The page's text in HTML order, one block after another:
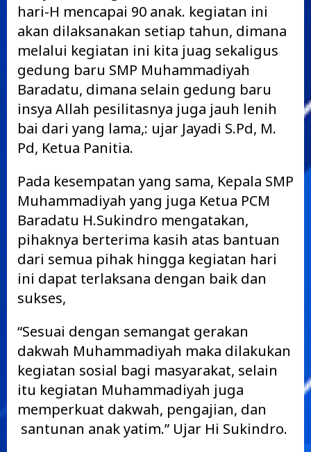
hari-H mencapai 90 anak. kegiatan ini
akan dilaksanakan setiap tahun, dimana
melalui kegiatan ini kita juag sekaligus
gedung baru SMP Muhammadiyah
Baradatu, dimana selain gedung baru
insya Allah pesilitasnya juga jauh lenih
bai dari yang lama,: ujar Jayadi S.Pd, M.
Pd, Ketua Panitia.
Pada kesempatan yang sama, Kepala SMP
Muhammadiyah yang juga Ketua PCM
Baradatu H.Sukindro mengatakan,
pihaknya berterima kasih atas bantuan
dari semua pihak hingga kegiatan hari
ini dapat terlaksana dengan baik dan
sukses,
“Sesuai dengan semangat gerakan
dakwah Muhammadiyah maka dilakukan
kegiatan sosial bagi masyarakat, selain
itu kegiatan Muhammadiyah juga
memperkuat dakwah, pengajian, dan
santunan anak yatim.” Ujar Hi Sukindro.